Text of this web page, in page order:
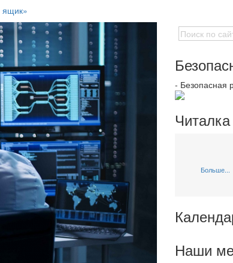
ящик»
- Безопасная
Читалка
Больше...
Наши